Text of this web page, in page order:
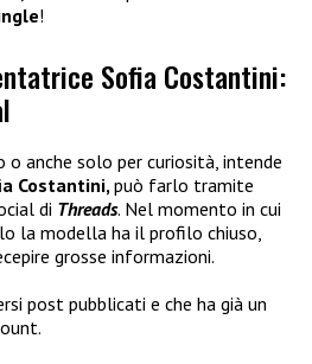
!
Sofia Costantini:
anche solo per curiosità, intende
Costantini, può farlo tramite
di Threads. Nel momento in cui
la modella ha il profilo chiuso,
grosse informazioni.
post pubblicati e che ha già un